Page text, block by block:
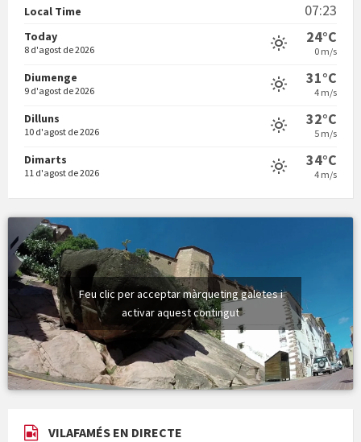
Vermuts a la Font. Hit parit
Local Time 07:23
Today
8 d'agost de 2026
24°C
0 m/s
Diumenge
9 d'agost de 2026
31°C
4 m/s
Dilluns
10 d'agost de 2026
32°C
5 m/s
Dimarts
11 d'agost de 2026
34°C
4 m/s
Feu clic per acceptar màrqueting galetes i
activar aquest contingut
VILAFAMÉS EN DIRECTE